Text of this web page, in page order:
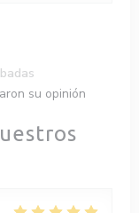
su opinión